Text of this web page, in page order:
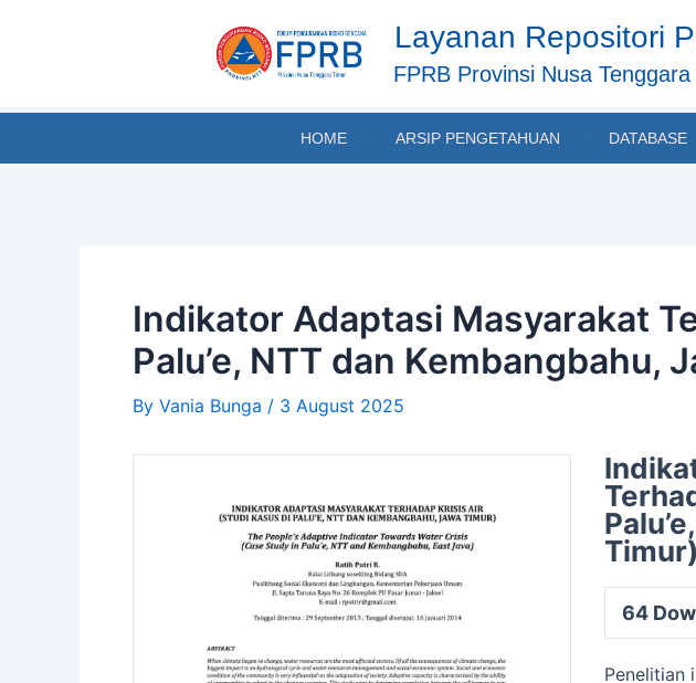
Layanan Repositori
FPRB Provinsi Nusa
HOME ARSIP PENGETAHUAN DATABASE
Indikator Adaptasi Masyarakat
Palu’e, NTT dan Kembangbahu,
By Vania Bunga / 3 August 2025
Timur)
64
Penelitian
navigation